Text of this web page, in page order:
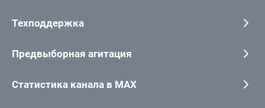
Техподдержка
Предвыборная агитация
Статистика канала в MAX